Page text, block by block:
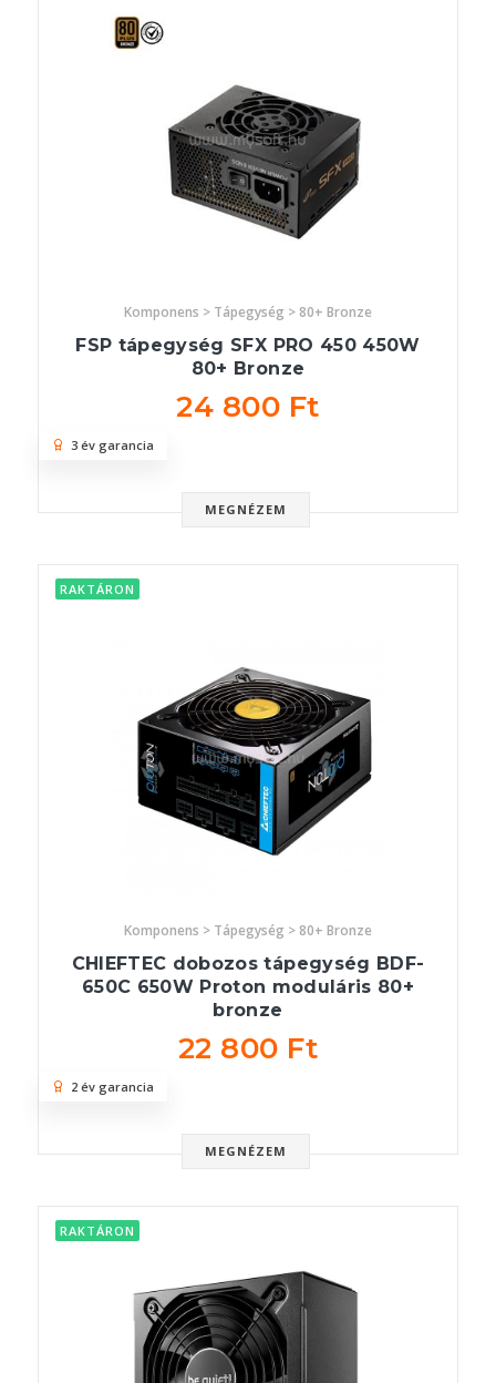
Komponens > Tápegység > 80+ Bronze
FSP tápegység SFX PRO 450 450W
80+ Bronze
24 800 Ft
MEGNÉZEM
3 év garancia
RAKTÁRON
Komponens > Tápegység > 80+ Bronze
CHIEFTEC dobozos tápegység BDF-
650C 650W Proton moduláris 80+
bronze
22 800 Ft
MEGNÉZEM
2 év garancia
RAKTÁRON